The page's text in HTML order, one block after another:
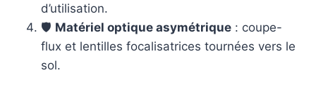
d’utilisation.
🛡️ Matériel optique asymétrique : coupe-
flux et lentilles focalisatrices tournées vers le
sol.